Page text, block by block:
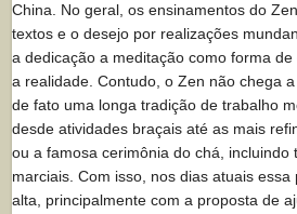
China. No geral, os ensinamentos do
textos e o desejo por realizações
a dedicação a meditação como forma
a realidade. Contudo, o Zen não chega
de fato uma longa tradição de trabalho
desde atividades braçais até as mais
ou a famosa cerimônia do chá, incluindo
marciais. Com isso, nos dias atuais
alta, principalmente com a proposta de